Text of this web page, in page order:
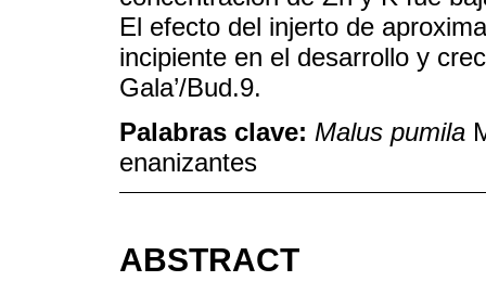
El efecto del injerto de
incipiente en el desarrollo y
Gala’/Bud.9.
Palabras clave: Malus pumila
enanizantes
ABSTRACT